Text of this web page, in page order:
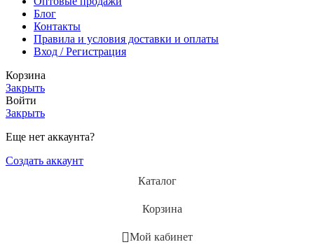
Блог
Контакты
Правила и условия доставки и оплаты
Вход / Регистрация
Корзина
Закрыть
Войти
Закрыть
Еще нет аккаунта?
Создать аккаунт
Каталог
Корзина
Мой кабинет